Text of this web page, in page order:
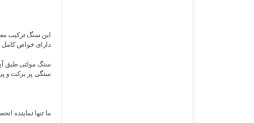
دارای خواص
سنگی پر برکت و
ما تنها نماینده